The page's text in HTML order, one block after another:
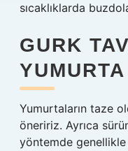
sıcaklıklarda
GURK
Yumurtaların taze
öneririz. Ayrıca
yöntemde